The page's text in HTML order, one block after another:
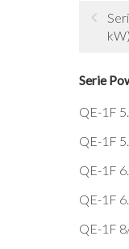
kW)
Serie
QE-1F
QE-1F
QE-1F
QE-1F
QE-1F